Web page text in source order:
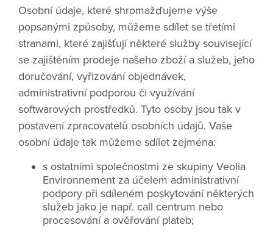
Osobní údaje, které shromažďujeme výše
popsanými způsoby, můžeme sdílet se třetími
stranami, které zajišťují některé služby související
se zajištěním prodeje našeho zboží a služeb, jeho
doručování, vyřizování objednávek,
administrativní podporou či využívání
softwarových prostředků. Tyto osoby jsou tak v
postavení zpracovatelů osobních údajů. Vaše
osobní údaje tak můžeme sdílet zejména:
s ostatními společnostmi ze skupiny Veolia
Environnement za účelem administrativní
podpory při sdíleném poskytování některých
služeb jako je např. call centrum nebo
procesování a ověřování plateb;